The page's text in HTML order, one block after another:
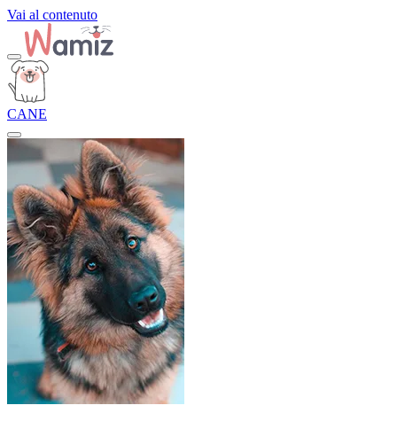
Vai al contenuto
CANE